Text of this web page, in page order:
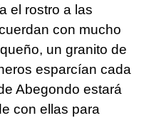
el rostro a las
con mucho
un granito de
esparcían cada
Abegondo estará
con ellas para